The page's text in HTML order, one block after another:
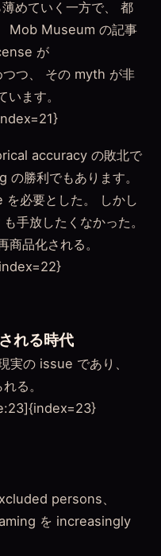
めていく一方で、 都
Mob Museum の記事
が
つ、 その myth が非
ます。
accuracy の敗北で
勝利でもあります。
必要とした。 しかし
手放したくなかった。
品化される。
れる時代
の issue であり、
る。
persons、
を increasingly